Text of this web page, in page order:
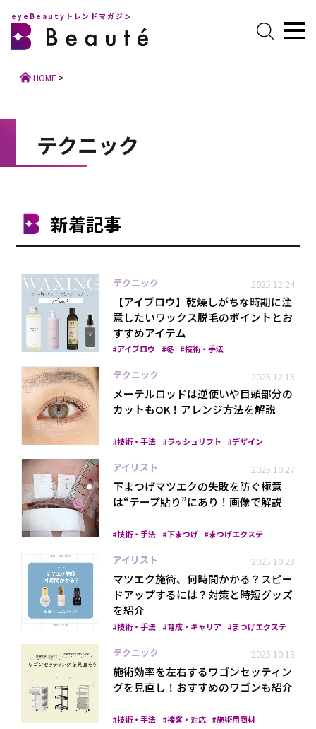
プライバシーポリシー
eyeBeautyトレンドマガジン
HOME >
テクニック
新着記事
テクニック 2025.12.24
【アイブロウ】乾燥しがちな時期に注
意したいワックス脱毛のポイントとお
すすめアイテム
アイブロウ 冬 技術・手法
テクニック 2025.12.15
メーテルロッドは逆使いや目頭部分の
カットもOK！アレンジ方法を解説
技術・手法 ラッシュリフト デザイン
アイリスト 2025.10.27
下まつげマツエクの失敗を防ぐ極意
は“テープ貼り”にあり！画像で解説
技術・手法 下まつげ まつげエクステ
アイリスト 2025.10.23
マツエク施術、何時間かかる？スピー
ドアップするには？対策と時短グッズ
を紹介
技術・手法 育成・キャリア まつげエクステ
テクニック 2025.10.13
施術効率を左右するワゴンセッティン
グを見直し！おすすめのワゴンも紹介
技術・手法 接客・対応 施術用商材